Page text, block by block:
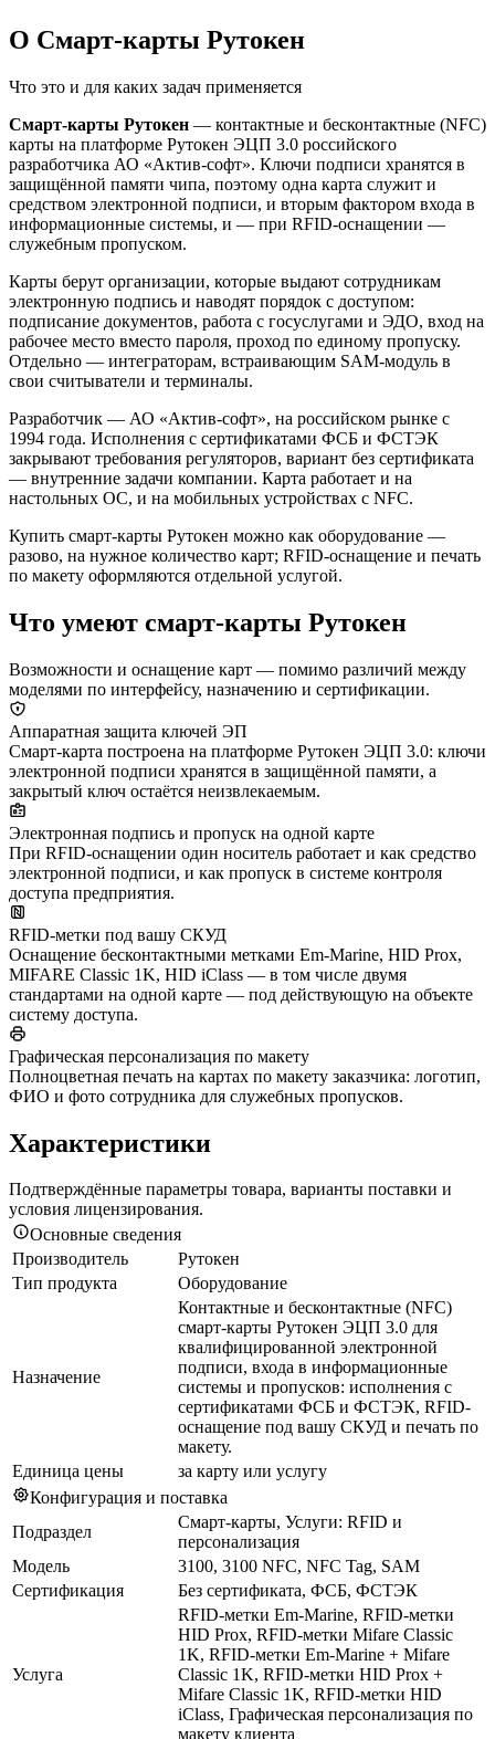
О Смарт-карты Рутокен
Что это и для каких задач применяется
Смарт-карты Рутокен — контактные и бесконтактные (NFC)
карты на платформе Рутокен ЭЦП 3.0 российского
разработчика АО «Актив-софт». Ключи подписи хранятся в
защищённой памяти чипа, поэтому одна карта служит и
средством электронной подписи, и вторым фактором входа в
информационные системы, и — при RFID-оснащении —
служебным пропуском.
Карты берут организации, которые выдают сотрудникам
электронную подпись и наводят порядок с доступом:
подписание документов, работа с госуслугами и ЭДО, вход на
рабочее место вместо пароля, проход по единому пропуску.
Отдельно — интеграторам, встраивающим SAM-модуль в
свои считыватели и терминалы.
Разработчик — АО «Актив-софт», на российском рынке с
1994 года. Исполнения с сертификатами ФСБ и ФСТЭК
закрывают требования регуляторов, вариант без сертификата
— внутренние задачи компании. Карта работает и на
настольных ОС, и на мобильных устройствах с NFC.
Купить смарт-карты Рутокен можно как оборудование —
разово, на нужное количество карт; RFID-оснащение и печать
по макету оформляются отдельной услугой.
Что умеют смарт-карты Рутокен
Возможности и оснащение карт — помимо различий между
моделями по интерфейсу, назначению и сертификации.
Аппаратная защита ключей ЭП
Смарт-карта построена на платформе Рутокен ЭЦП 3.0: ключи
электронной подписи хранятся в защищённой памяти, а
закрытый ключ остаётся неизвлекаемым.
Электронная подпись и пропуск на одной карте
При RFID-оснащении один носитель работает и как средство
электронной подписи, и как пропуск в системе контроля
доступа предприятия.
RFID-метки под вашу СКУД
Оснащение бесконтактными метками Em-Marine, HID Prox,
MIFARE Classic 1K, HID iClass — в том числе двумя
стандартами на одной карте — под действующую на объекте
систему доступа.
Графическая персонализация по макету
Полноцветная печать на картах по макету заказчика: логотип,
ФИО и фото сотрудника для служебных пропусков.
Характеристики
Подтверждённые параметры товара, варианты поставки и
условия лицензирования.
Основные сведения
Производитель
Рутокен
Тип продукта
Оборудование
Назначение
Контактные и бесконтактные (NFC)
смарт-карты Рутокен ЭЦП 3.0 для
квалифицированной электронной
подписи, входа в информационные
системы и пропусков: исполнения с
сертификатами ФСБ и ФСТЭК, RFID-
оснащение под вашу СКУД и печать по
макету.
Единица цены
за карту или услугу
Конфигурация и поставка
Подраздел
Смарт-карты, Услуги: RFID и
персонализация
Модель
3100, 3100 NFC, NFC Tag, SAM
Сертификация
Без сертификата, ФСБ, ФСТЭК
Услуга
RFID-метки Em-Marine, RFID-метки
HID Prox, RFID-метки Mifare Classic
1K, RFID-метки Em-Marine + Mifare
Classic 1K, RFID-метки HID Prox +
Mifare Classic 1K, RFID-метки HID
iClass, Графическая персонализация по
макету клиента